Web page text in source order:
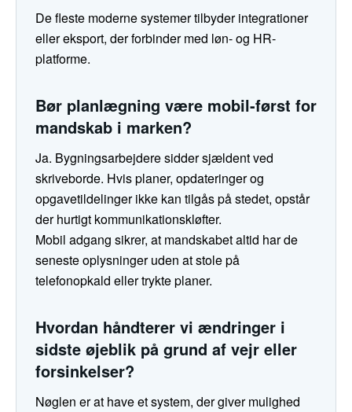
De fleste moderne systemer tilbyder integrationer
eller eksport, der forbinder med løn- og HR-
platforme.
Bør planlægning være mobil-først for
mandskab i marken?
Ja. Bygningsarbejdere sidder sjældent ved
skriveborde. Hvis planer, opdateringer og
opgavetildelinger ikke kan tilgås på stedet, opstår
der hurtigt kommunikationskløfter.
Mobil adgang sikrer, at mandskabet altid har de
seneste oplysninger uden at stole på
telefonopkald eller trykte planer.
Hvordan håndterer vi ændringer i
sidste øjeblik på grund af vejr eller
forsinkelser?
Nøglen er at have et system, der giver mulighed